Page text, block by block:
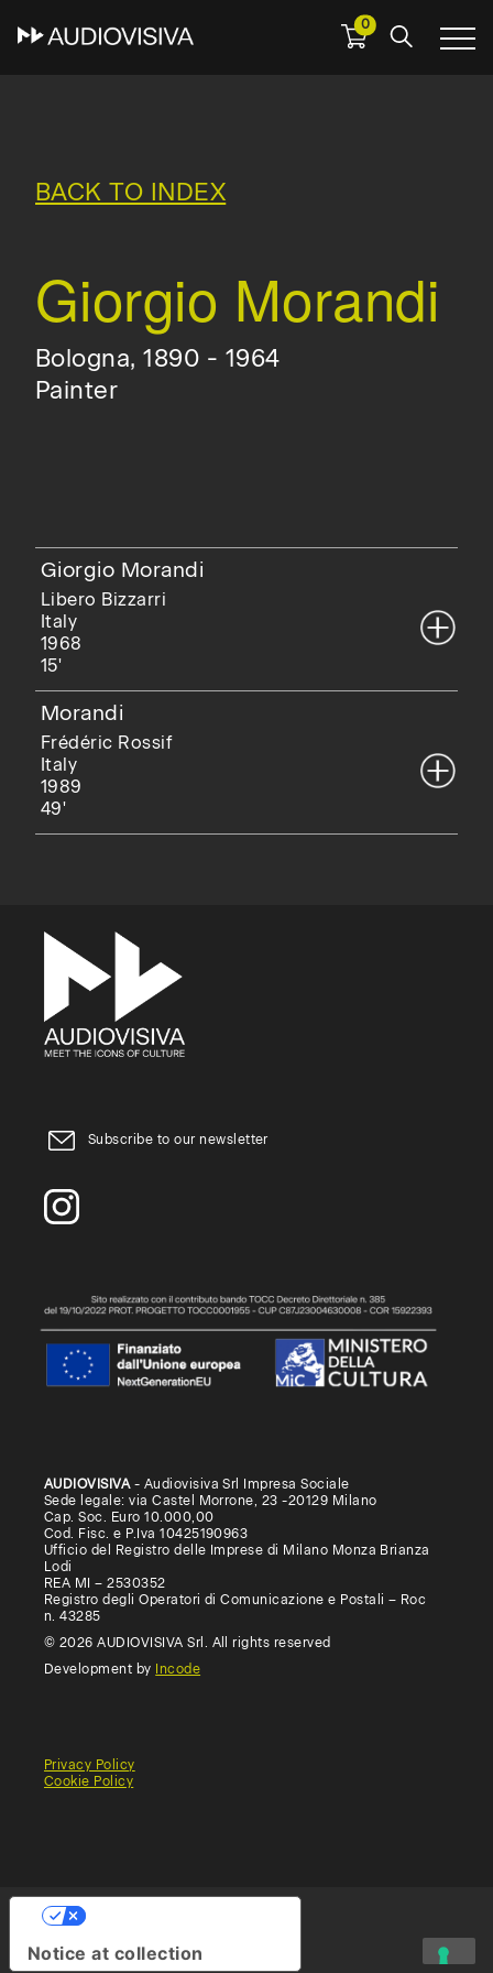
0
BACK TO INDEX
Giorgio Morandi
Bologna, 1890 - 1964
Painter
Giorgio Morandi
Libero Bizzarri
Italy
1968
15'
Morandi
Frédéric Rossif
Italy
1989
49'
Subscribe to our newsletter
AUDIOVISIVA- Audiovisiva Srl Impresa Sociale
Sede legale: via Castel Morrone, 23 -20129 Milano
Cap. Soc. Euro 10.000,00
Cod. Fisc. e P.Iva 10425190963
Ufficio del Registro delle Imprese di Milano Monza Brianza
Lodi
REA MI – 2530352
Registro degli Operatori di Comunicazione e Postali – Roc
n. 43285
© 2026 AUDIOVISIVA Srl. All rights reserved
Development by Incode
General
Terms
Terms
Privacy Policy
Cookie Policy
Notice at collection
Your Privacy Choices